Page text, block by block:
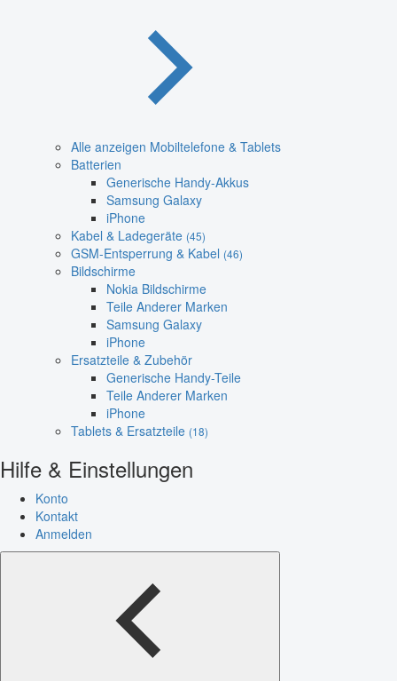
Alle anzeigen Mobiltelefone & Tablets
Batterien
Generische Handy-Akkus
Samsung Galaxy
iPhone
Kabel & Ladegeräte (45)
GSM-Entsperrung & Kabel (46)
Bildschirme
Nokia Bildschirme
Teile Anderer Marken
Samsung Galaxy
iPhone
Ersatzteile & Zubehör
Generische Handy-Teile
Teile Anderer Marken
iPhone
Tablets & Ersatzteile (18)
Hilfe & Einstellungen
Konto
Kontakt
Anmelden